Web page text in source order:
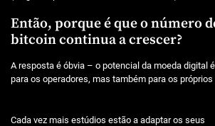
Então, porque é que o número
bitcoin continua a crescer?
A resposta é óbvia – o potencial da moeda digital
para os operadores, mas também para os
Cada vez mais estúdios estão a adaptar os seus